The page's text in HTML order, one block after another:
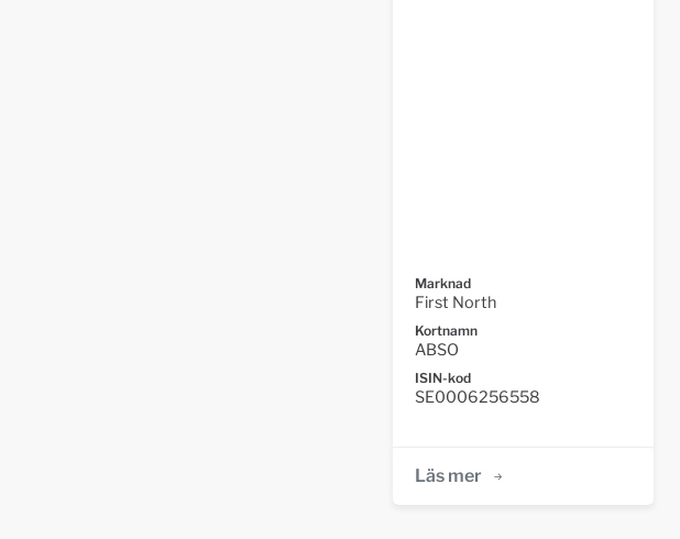
Marknad
First North
Kortnamn
ABSO
ISIN-kod
SE0006256558
Läs mer